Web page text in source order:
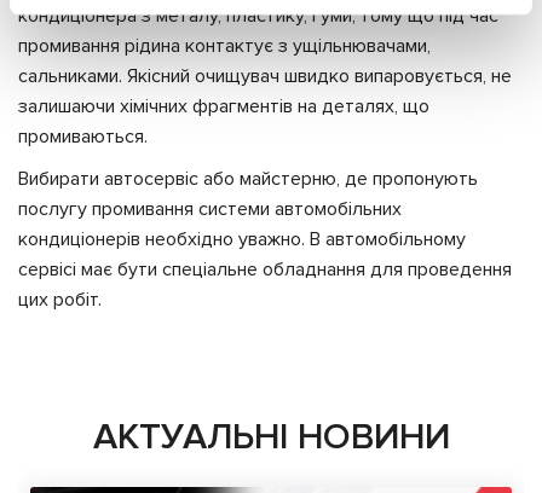
кондиціонера з металу, пластику, гуми, тому що під час
промивання рідина контактує з ущільнювачами,
сальниками. Якісний очищувач швидко випаровується, не
залишаючи хімічних фрагментів на деталях, що
промиваються.
Вибирати автосервіс або майстерню, де пропонують
послугу промивання системи автомобільних
кондиціонерів необхідно уважно. В автомобільному
сервісі має бути спеціальне обладнання для проведення
цих робіт.
АКТУАЛЬНІ НОВИНИ